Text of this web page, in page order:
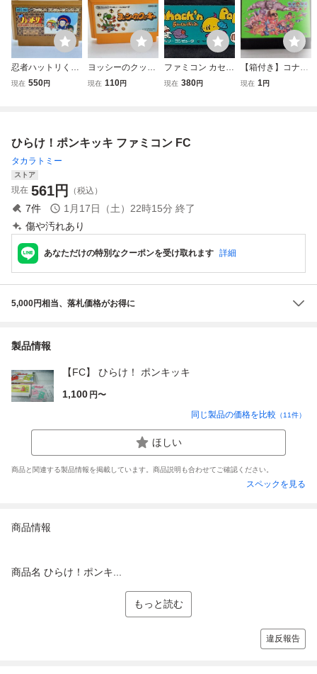
忍者ハットリくん
ファミコン 忍者は
現在 550円
ヨッシーのクッキ
ー ファミコン FC
現在 110円
ファミコン カセッ
ト◆ちゃっくんぽ
現在 380円
【箱付き】コナミ
ワイワイワールド
現在 1円
ひらけ！ポンキッキ ファミコン FC
タカラトミー
ストア
現在 561円 （税込）
7件 1月17日（土）22時15分 終了
傷や汚れあり
あなただけの特別なクーポンを受け取れます 詳細
5,000円相当、落札価格がお得に
製品情報
【FC】 ひらけ！ ポンキッキ
1,100 円〜
同じ製品の価格を比較 （11件）
ほしい
商品と関連する製品情報を掲載しています。商品説明も合わせてご確認ください。
スペックを見る
商品情報
商品名 ひらけ！ポンキ...
もっと読む
違反報告